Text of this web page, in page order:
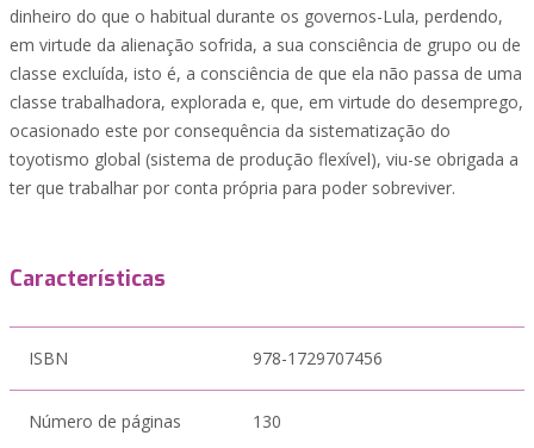
dinheiro do que o habitual durante os governos-Lula, perdendo,
em virtude da alienação sofrida, a sua consciência de grupo ou de
classe excluída, isto é, a consciência de que ela não passa de uma
classe trabalhadora, explorada e, que, em virtude do desemprego,
ocasionado este por consequência da sistematização do
toyotismo global (sistema de produção flexível), viu-se obrigada a
ter que trabalhar por conta própria para poder sobreviver.
Características
ISBN 978-1729707456
Número de páginas 130